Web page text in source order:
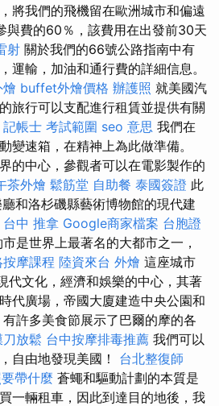
將我們的飛機留在歐洲城市和偏遠
與費的60％，該費用在出發前30天
射 關於我們的66號公路指南中有
運輸，加油和通行費的詳細信息。
buffet外燴價格 辦護照 就美國汽
旅行可以支配進行租賃並提供有關
記帳士 考試範圍 seo 意思 我們在
變速箱，在精神上為此做準備。
的中心，參觀者可以在電影製作的
茶外燴 鬆筋堂 自助餐 泰國簽證 此
和洛杉磯縣藝術博物館的現代建
台中 推拿 Google商家檔案 台胞證
是世界上最著名的大都市之一，
摩課程 陸資來台 外燴 這座城市
代文化，經濟和娛樂的中心，其著
代廣場，帝國大廈建造中央公園和
許多美食節展示了巴爾的摩的各
放鬆 台中按摩排毒推薦 我們可以
自由地發現美國！ 台北整復師
帶什麼 蒼蠅和驅動計劃的本質是
一輛租車，因此到達目的地後，我